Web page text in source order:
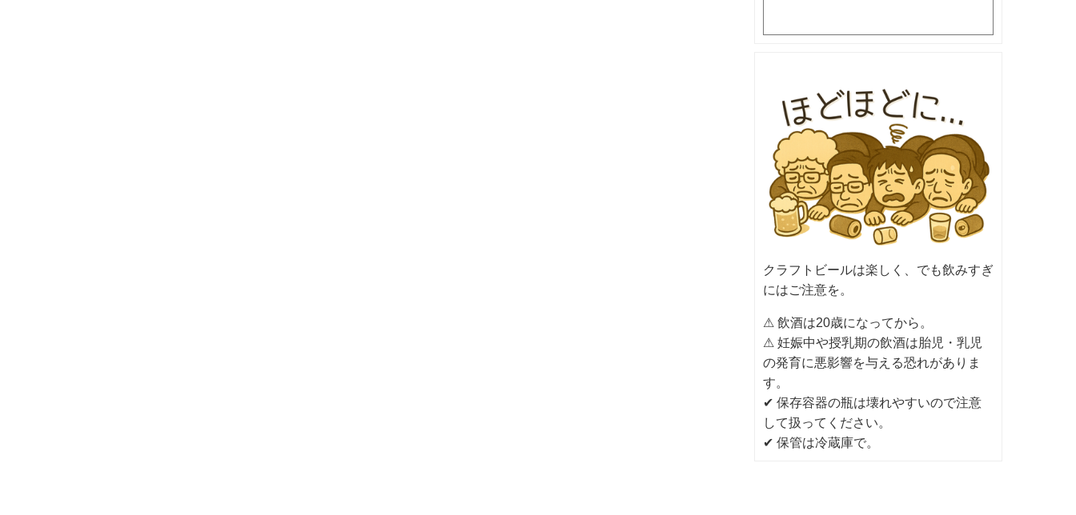
クラフトビールは楽しく、でも飲みすぎ
にはご注意を。
⚠ 飲酒は20歳になってから。
⚠ 妊娠中や授乳期の飲酒は胎児・乳児
の発育に悪影響を与える恐れがありま
す。
✔ 保存容器の瓶は壊れやすいので注意
して扱ってください。
✔ 保管は冷蔵庫で。